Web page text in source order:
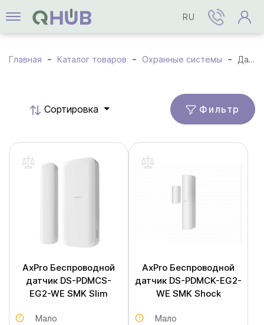
RU
Главная Каталог товаров Охранные системы Датчики и детекторы
Cортировка Фильтр
AxPro Беспроводной
датчик DS-PDMCS-
EG2-WE SMK Slim
Мало
AxPro Беспроводной
датчик DS-PDMCK-EG2-
WE SMK Shock
Мало